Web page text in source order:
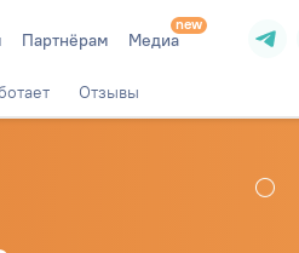
Партнёрам Медиа
Отзывы